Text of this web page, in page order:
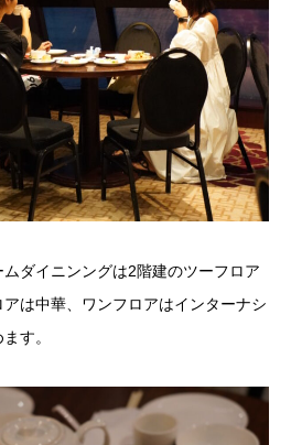
ダイニンングは2階建のツーフロア
は中華、ワンフロアはインターナシ
す。